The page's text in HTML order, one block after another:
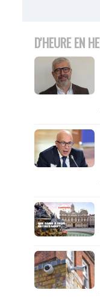
D'HEURE EN